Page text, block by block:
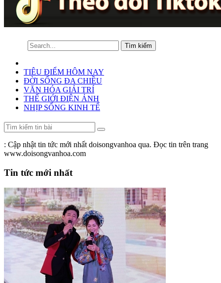
TIÊU ĐIỂM HÔM NAY
ĐỜI SỐNG ĐA CHIỀU
VĂN HÓA GIẢI TRÍ
THẾ GIỚI ĐIỆN ẢNH
NHỊP SỐNG KINH TẾ
: Cập nhật tin tức mới nhất doisongvanhoa qua. Đọc tin trên trang
www.doisongvanhoa.com
Tin tức mới nhất